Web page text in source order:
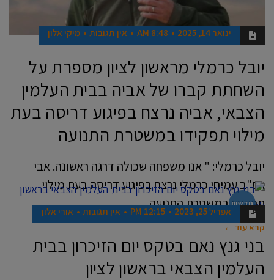
ינואר 14, 2025 8:48 AM אין תגובות מיקי אלון
יובל כרמלי מראשון לציון מספרת על
השחתת קברו של אביה בבית העלמין
הצבאי, אביה נרצח בפיגוע דריסה בעת
מילוי תפקידו במשטרת התנועה
יובל כרמלי: " אנו משפחה שכולה דרגה ראשונה. אבי
רס"ב עמיחי כרמלי נרצח בפיגוע דריסה בעת מילוי
תפקידו במשטרת התנועה
קרא עוד ←
חדשות
אפריל 25, 2023 12:15 PM אין תגובות אורי אלון
בני גנץ נאם בטקס יום הזיכרון בבית
העלמין הצבאי בראשון לציון